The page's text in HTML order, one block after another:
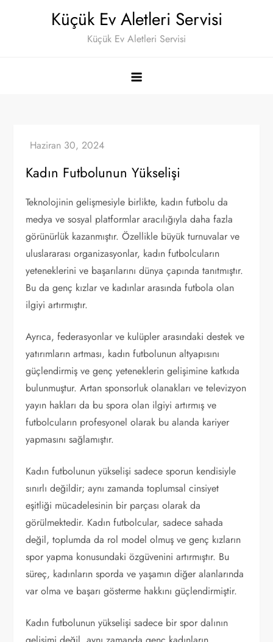
Küçük Ev Aletleri Servisi
Küçük Ev Aletleri Servisi
Kadın Futbolunun Yükselişi
Teknolojinin gelişmesiyle birlikte, kadın futbolu da
medya ve sosyal platformlar aracılığıyla daha fazla
görünürlük kazanmıştır. Özellikle büyük turnuvalar ve
uluslararası organizasyonlar, kadın futbolcuların
yeteneklerini ve başarılarını dünya çapında tanıtmıştır.
Bu da genç kızlar ve kadınlar arasında futbola olan
ilgiyi artırmıştır.
Ayrıca, federasyonlar ve kulüpler arasındaki destek ve
yatırımların artması, kadın futbolunun altyapısını
güçlendirmiş ve genç yeteneklerin gelişimine katkıda
bulunmuştur. Artan sponsorluk olanakları ve televizyon
yayın hakları da bu spora olan ilgiyi artırmış ve
futbolcuların profesyonel olarak bu alanda kariyer
yapmasını sağlamıştır.
Kadın futbolunun yükselişi sadece sporun kendisiyle
sınırlı değildir; aynı zamanda toplumsal cinsiyet
eşitliği mücadelesinin bir parçası olarak da
görülmektedir. Kadın futbolcular, sadece sahada
değil, toplumda da rol model olmuş ve genç kızların
spor yapma konusundaki özgüvenini artırmıştır. Bu
süreç, kadınların sporda ve yaşamın diğer alanlarında
var olma ve başarı gösterme hakkını güçlendirmiştir.
Kadın futbolunun yükselişi sadece bir spor dalının